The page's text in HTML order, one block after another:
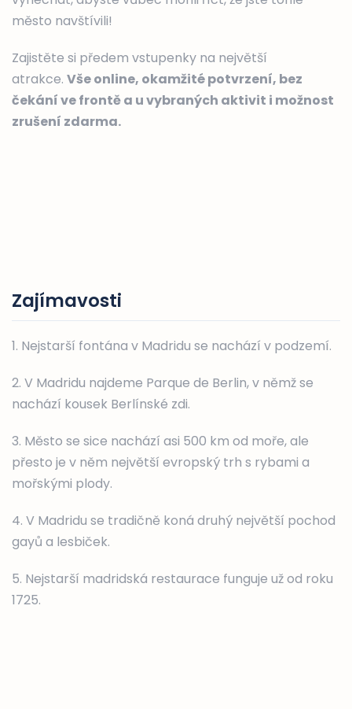
město navštívili!
Zajistěte si předem vstupenky na největší
atrakce. Vše online, okamžité potvrzení, bez
čekání ve frontě a u vybraných aktivit i možnost
zrušení zdarma.
Zajímavosti
1. Nejstarší fontána v Madridu se nachází v podzemí.
2. V Madridu najdeme Parque de Berlin, v němž se
nachází kousek Berlínské zdi.
3. Město se sice nachází asi 500 km od moře, ale
přesto je v něm největší evropský trh s rybami a
mořskými plody.
4. V Madridu se tradičně koná druhý největší pochod
gayů a lesbiček.
5. Nejstarší madridská restaurace funguje už od roku
1725.